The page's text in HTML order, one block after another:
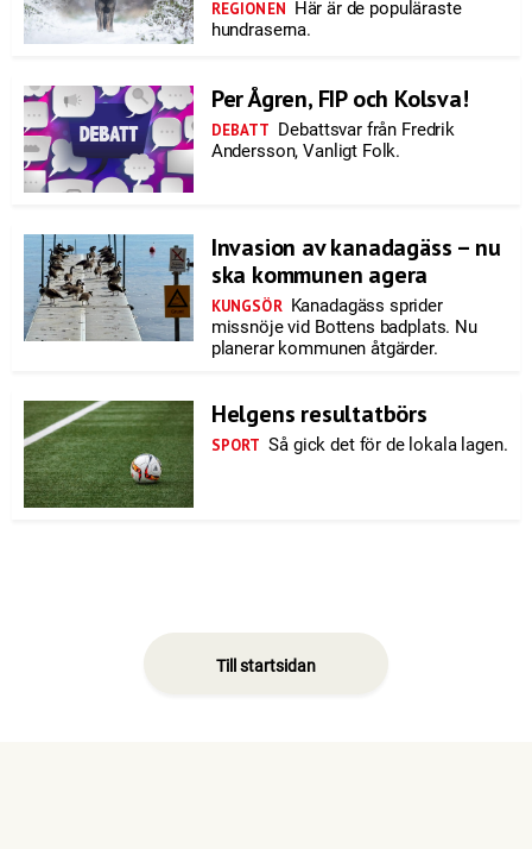
REGIONEN Här är de populäraste
hundraserna.
Per Ågren, FIP och Kolsva!
DEBATT Debattsvar från Fredrik
Andersson, Vanligt Folk.
Invasion av kanadagäss – nu
ska kommunen agera
KUNGSÖR Kanadagäss sprider
missnöje vid Bottens badplats. Nu
planerar kommunen åtgärder.
Helgens resultatbörs
SPORT Så gick det för de lokala lagen.
Till startsidan